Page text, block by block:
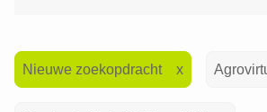
Nieuwe zoekopdracht